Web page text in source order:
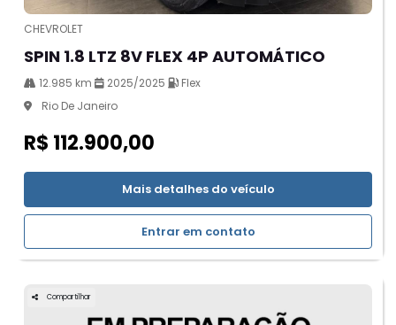
CHEVROLET
SPIN 1.8 LTZ 8V FLEX 4P AUTOMÁTICO
12.985 km 2025/2025
Flex
Rio De Janeiro
R$ 112.900,00
Mais detalhes do veículo
Entrar em contato
Compartilhar